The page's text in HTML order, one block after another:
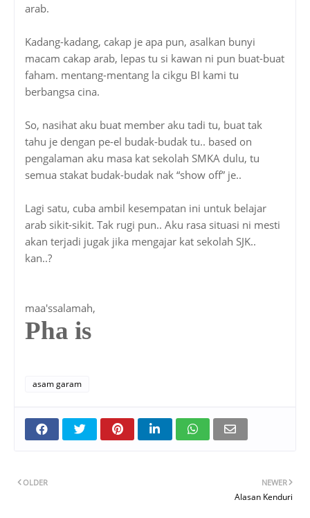
arab.
Kadang-kadang, cakap je apa pun, asalkan bunyi
macam cakap arab, lepas tu si kawan ni pun buat-buat
faham. mentang-mentang la cikgu BI kami tu
berbangsa cina.
So, nasihat aku buat member aku tadi tu, buat tak
tahu je dengan pe-el budak-budak tu.. based on
pengalaman aku masa kat sekolah SMKA dulu, tu
semua stakat budak-budak nak “show off” je..
Lagi satu, cuba ambil kesempatan ini untuk belajar
arab sikit-sikit. Tak rugi pun.. Aku rasa situasi ni mesti
akan terjadi jugak jika mengajar kat sekolah SJK..
kan..?
maa'ssalamah,
Pha is
asam garam
NEWER
Alasan Kenduri
OLDER